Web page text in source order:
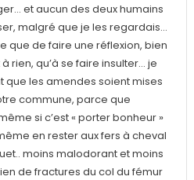
et aucun des deux humains
malgré que je les regardais…
que de faire une réflexion, bien
rien, qu’à se faire insulter… je
que les amendes soient mises
commune, parce que
si c’est « porter bonheur »
en rester aux fers à cheval
moins malodorant et moins
de fractures du col du fémur